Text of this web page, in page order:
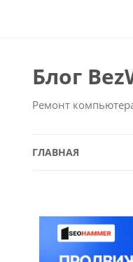
Блог
Ремонт
ГЛАВНАЯ